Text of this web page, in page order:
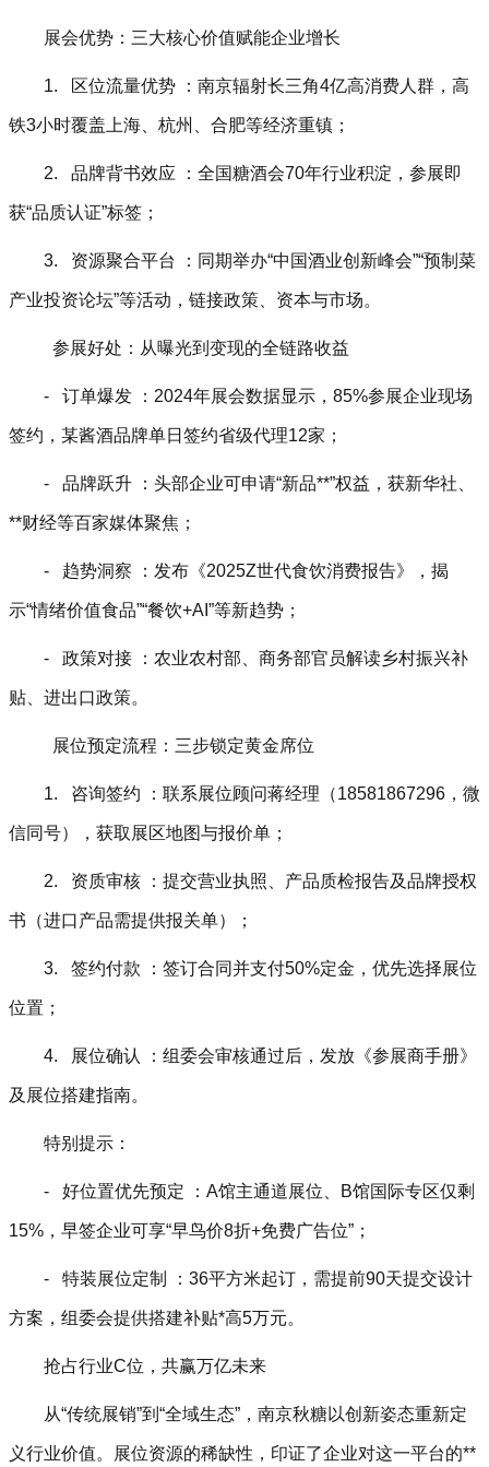
展会优势：三大核心价值赋能企业增长
1. 区位流量优势 ：南京辐射长三角4亿高消费人群，高
铁3小时覆盖上海、杭州、合肥等经济重镇；
2. 品牌背书效应 ：全国糖酒会70年行业积淀，参展即
获“品质认证”标签；
3. 资源聚合平台 ：同期举办“中国酒业创新峰会”“预制菜
产业投资论坛”等活动，链接政策、资本与市场。
参展好处：从曝光到变现的全链路收益
- 订单爆发 ：2024年展会数据显示，85%参展企业现场
签约，某酱酒品牌单日签约省级代理12家；
- 品牌跃升 ：头部企业可申请“新品**”权益，获新华社、
**财经等百家媒体聚焦；
- 趋势洞察 ：发布《2025Z世代食饮消费报告》，揭
示“情绪价值食品”“餐饮+AI”等新趋势；
- 政策对接 ：农业农村部、商务部官员解读乡村振兴补
贴、进出口政策。
展位预定流程：三步锁定黄金席位
1. 咨询签约 ：联系展位顾问蒋经理（18581867296，微
信同号），获取展区地图与报价单；
2. 资质审核 ：提交营业执照、产品质检报告及品牌授权
书（进口产品需提供报关单）；
3. 签约付款 ：签订合同并支付50%定金，优先选择展位
位置；
4. 展位确认 ：组委会审核通过后，发放《参展商手册》
及展位搭建指南。
特别提示：
- 好位置优先预定 ：A馆主通道展位、B馆国际专区仅剩
15%，早签企业可享“早鸟价8折+免费广告位”；
- 特装展位定制 ：36平方米起订，需提前90天提交设计
方案，组委会提供搭建补贴*高5万元。
抢占行业C位，共赢万亿未来
从“传统展销”到“全域生态”，南京秋糖以创新姿态重新定
义行业价值。展位资源的稀缺性，印证了企业对这一平台的**